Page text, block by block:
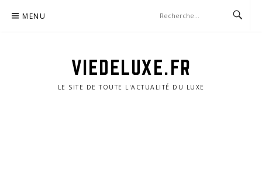
MENU
VIEDELUXE.FR
LE SITE DE TOUTE L'ACTUALITÉ DU LUXE